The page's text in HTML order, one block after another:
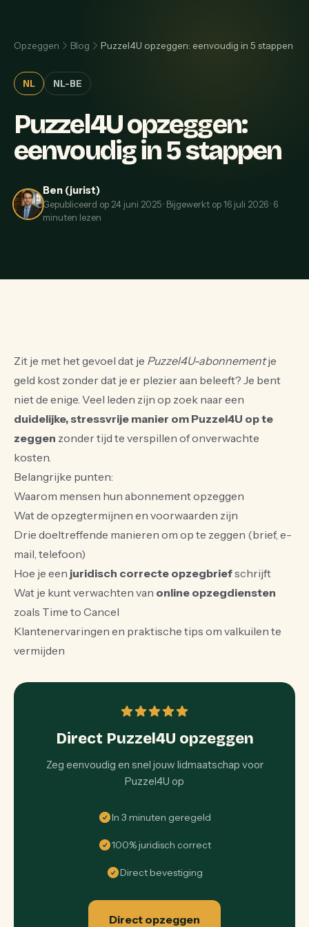
Opzeggen Blog Puzzel4U opzeggen: eenvoudig in 5 stappen
NL NL-BE
Puzzel4U opzeggen:
eenvoudig in 5 stappen
Ben (jurist)
Gepubliceerd op 24 juni 2025· Bijgewerkt op16 juli 2026· 6
minuten lezen
Zit je met het gevoel dat je Puzzel4U-abonnementje
geld kost zonder dat je er plezier aan beleeft? Je bent
niet de enige. Veel leden zijn op zoek naar een
duidelijke, stressvrije manier om Puzzel4U op te
zeggen zonder tijd te verspillen of onverwachte
kosten.
Belangrijke punten:
Waarom mensen hun abonnement opzeggen
Wat de opzegtermijnen en voorwaarden zijn
Drie doeltreffende manieren om op te zeggen (brief, e-
mail, telefoon)
Hoe je een juridisch correcte opzegbriefschrijft
Wat je kunt verwachten van online opzegdiensten
zoals Time to Cancel
Klantenervaringen en praktische tips om valkuilen te
vermijden
Direct Puzzel4U opzeggen
Zeg eenvoudig en snel jouw lidmaatschap voor
Puzzel4U op
In 3 minuten geregeld
100% juridisch correct
Direct bevestiging
Direct opzeggen